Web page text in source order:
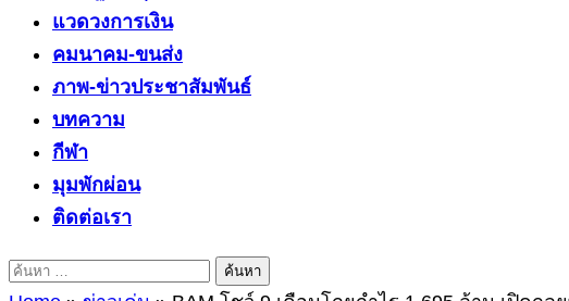
แวดวงการเงิน
คมนาคม-ขนส่ง
ภาพ-ข่าวประชาสัมพันธ์
บทความ
กีฬา
มุมพักผ่อน
ติดต่อเรา
ค้นหา